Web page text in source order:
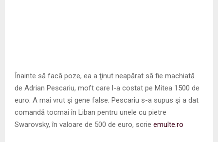
Înainte să facă poze, ea a ţinut neapărat să fie machiată
de Adrian Pescariu, moft care l-a costat pe Mitea 1500 de
euro. A mai vrut şi gene false. Pescariu s-a supus şi a dat
comandă tocmai în Liban pentru unele cu pietre
Swarovsky, în valoare de 500 de euro, scrie emulte.ro